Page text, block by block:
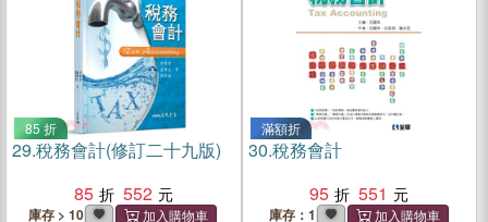
85 折
29.稅務會計(修訂二十九版)
85
552
庫存 > 10
滿額折
30.稅務會計
95
551
庫存：1